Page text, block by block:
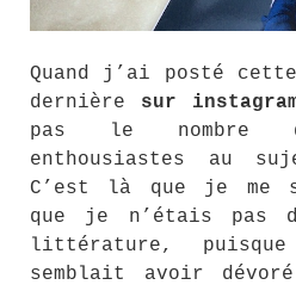
Quand j’ai posté
dernière sur
pas le nombre de
enthousiastes au
C’est là que je me
que je n’étais pas
littérature,
semblait avoir